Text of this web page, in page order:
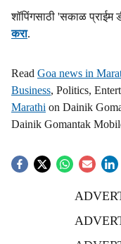
शॉपिंगसाठी 'सकाळ प्राईम
करा.
Read Goa news in
Business, Politics,
Marathi on Dainik
Dainik Gomantak